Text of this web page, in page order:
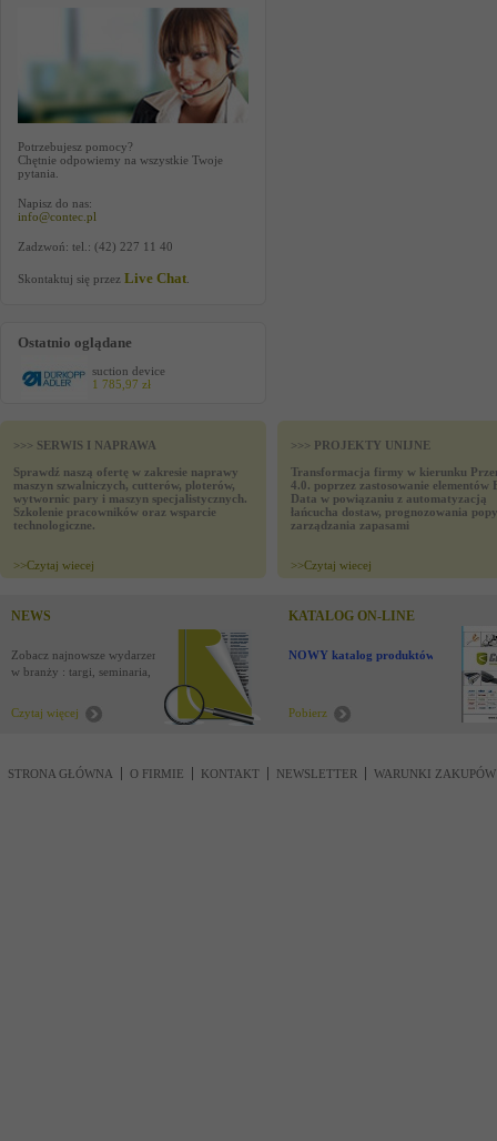
Potrzebujesz pomocy?
Chętnie odpowiemy na wszystkie Twoje
pytania.
Napisz do nas:
info@contec.pl
Zadzwoń: tel.: (42) 227 11 40
Skontaktuj się przez Live Chat
Ostatnio oglądane
suction device
1 785,97 zł
>>> SERWIS I NAPRAWA
Sprawdź naszą ofertę w zakresie naprawy
maszyn szwalniczych, cutterów, ploterów,
wytwornic pary i maszyn specjalistycznych.
Szkolenie pracowników oraz wsparcie
technologiczne.
>>Czytaj wiecej
>>> PROJEKTY UNIJNE
Transformacja firmy w kierunku
4.0. poprzez zastosowanie elementów
Data w powiązaniu z automatyzacją
łańcucha dostaw, prognozowania
zarządzania zapasami
>>Czytaj wiecej
NEWS
Zobacz najnowsze wydarzenia
w branży : targi, seminaria,
Czytaj więcej
KATALOG ON-LINE
NOWY katalog produktów !
Pobierz
STRONA GŁÓWNA O FIRMIE KONTAKT NEWSLETTER WARUNKI ZAKUPÓW